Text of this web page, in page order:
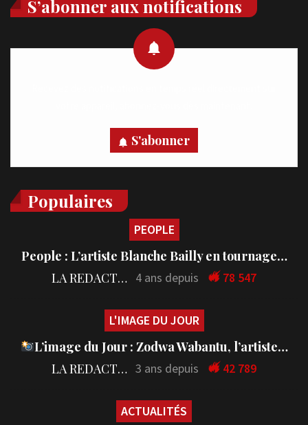
S’abonner aux notifications
S'abonner
Populaires
PEOPLE
People : L’artiste Blanche Bailly en tournage…
LA REDACTION 4 ans depuis 78 547
L'IMAGE DU JOUR
L’image du Jour : Zodwa Wabantu, l’artiste…
LA REDACTION 3 ans depuis 42 789
ACTUALITÉS